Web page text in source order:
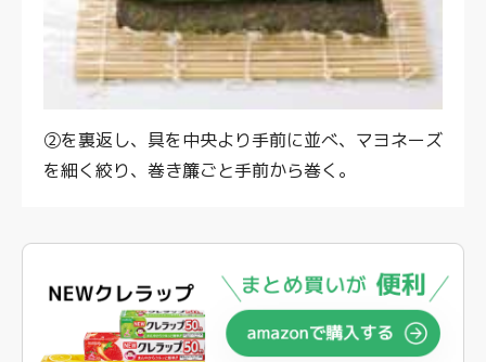
②を裏返し、具を中央より手前に並べ、マヨネーズ
を細く絞り、巻き簾ごと手前から巻く。